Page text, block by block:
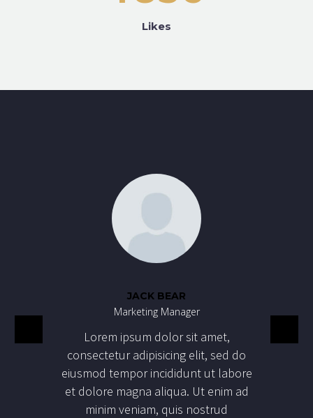
Likes
JACK BEAR
Marketing Manager
Lorem ipsum dolor sit amet,
consectetur adipisicing elit, sed do
eiusmod tempor incididunt ut labore
et dolore magna aliqua. Ut enim ad
minim veniam, quis nostrud